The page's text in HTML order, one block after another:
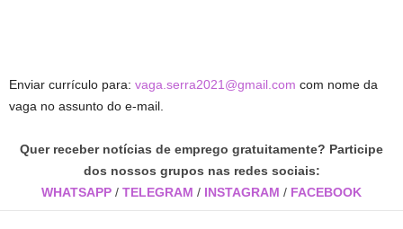
Enviar currículo para: vaga.serra2021@gmail.com com nome da
vaga no assunto do e-mail.
Quer receber notícias de emprego gratuitamente? Participe
dos nossos grupos nas redes sociais:
WHATSAPP / TELEGRAM / INSTAGRAM / FACEBOOK